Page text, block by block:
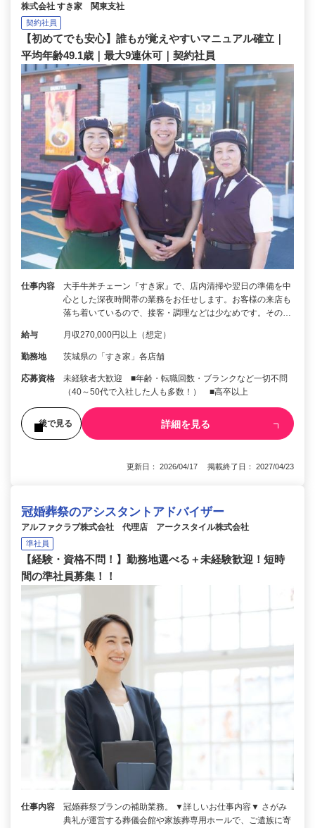
株式会社 すき家 関東支社
契約社員
【初めてでも安心】誰もが覚えやすいマニュアル確立｜
平均年齢49.1歳｜最大9連休可｜契約社員
仕事内容
大手牛丼チェーン『すき家』で、店内清掃や翌日の準備を中
心とした深夜時間帯の業務をお任せします。お客様の来店も
落ち着いているので、接客・調理などは少なめです。その…
給与 月収270,000円以上（想定）
勤務地 茨城県の「すき家」各店舗
応募資格
未経験者大歓迎 ■年齢・転職回数・ブランクなど一切不問
（40～50代で入社した人も多数！） ■高卒以上
後で見る 詳細を見る
更新日： 2026/04/17 掲載終了日： 2027/04/23
冠婚葬祭のアシスタントアドバイザー
アルファクラブ株式会社 代理店 アークスタイル株式会社
準社員
【経験・資格不問！】勤務地選べる＋未経験歓迎！短時
間の準社員募集！！
仕事内容
冠婚葬祭プランの補助業務。 ▼詳しいお仕事内容▼ さがみ
典礼が運営する葬儀会館や家族葬専用ホールで、ご遺族に寄